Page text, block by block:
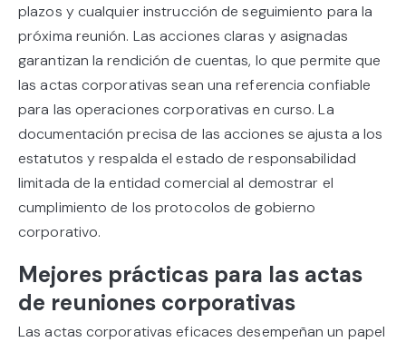
plazos y cualquier instrucción de seguimiento para la
próxima reunión. Las acciones claras y asignadas
garantizan la rendición de cuentas, lo que permite que
las actas corporativas sean una referencia confiable
para las operaciones corporativas en curso. La
documentación precisa de las acciones se ajusta a los
estatutos y respalda el estado de responsabilidad
limitada de la entidad comercial al demostrar el
cumplimiento de los protocolos de gobierno
corporativo.
Mejores prácticas para las actas
de reuniones corporativas
Las actas corporativas eficaces desempeñan un papel